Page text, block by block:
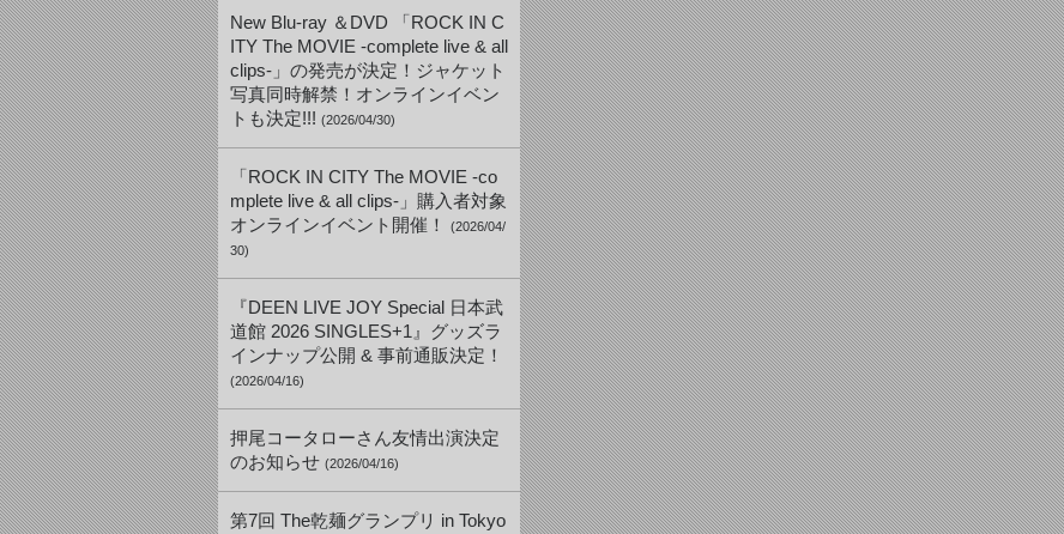
New Blu-ray ＆DVD 「ROCK IN C
ITY The MOVIE -complete live & all
clips-」の発売が決定！ジャケット
写真同時解禁！オンラインイベン
トも決定!!! (2026/04/30)
「ROCK IN CITY The MOVIE -co
mplete live & all clips-」購入者対象
オンラインイベント開催！
(2026/04/
30)
『DEEN LIVE JOY Special 日本武
道館 2026 SINGLES+1』グッズラ
インナップ公開 & 事前通販決定！
(2026/04/16)
押尾コータローさん友情出演決定
のお知らせ (2026/04/16)
第7回 The乾麺グランプリ in Tokyo